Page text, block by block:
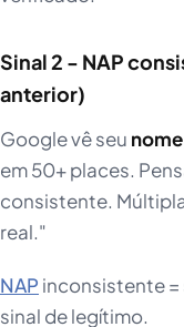
Sinal 2 - NAP
anterior)
Google vê seu
em 50+ places.
consistente.
real."
NAP inconsistente =
sinal de legítimo.